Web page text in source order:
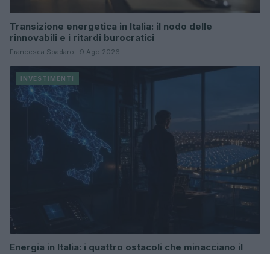
Transizione energetica in Italia: il nodo delle
rinnovabili e i ritardi burocratici
Francesca Spadaro · 9 Ago 2026
INVESTIMENTI
Energia in Italia: i quattro ostacoli che minacciano il